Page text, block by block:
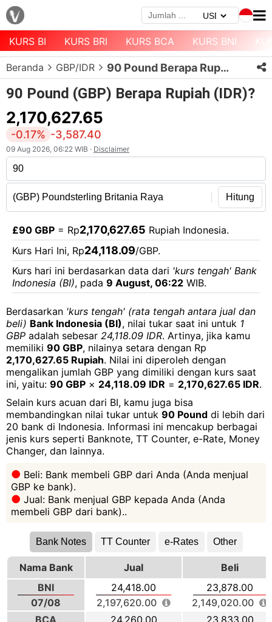
Menu
Halaman
Depan
Daftar
Mata
Uang
Daftar
Kurs
Bank
KURS BI KURS BRI KURS BCA KURS BNI
Beranda GBP/IDR 90 Pound Berapa Rupiah?
90 Pound (GBP) Berapa Rupiah (IDR)?
2,170,627.65
-0.17% -3,587.40
09 Aug 2026, 06:22 WIB · Disclaimer
Hitung
£90 GBP = Rp2,170,627.65 Rupiah Indonesia.
Kurs Hari Ini, Rp24,118.09/GBP.
Kurs hari ini berdasarkan data dari 'kurs tengah' Bank
Indonesia (BI), pada 9 August, 06:22 WIB.
Berdasarkan 'kurs tengah' (rata tengah antara jual dan
beli) Bank Indonesia (BI), nilai tukar saat ini untuk 1
GBP adalah sebesar 24,118.09 IDR. Artinya, jika kamu
memiliki 90 GBP, nilainya setara dengan Rp
2,170,627.65 Rupiah. Nilai ini diperoleh dengan
mengalikan jumlah GBP yang dimiliki dengan kurs saat
ini, yaitu: 90 GBP × 24,118.09 IDR = 2,170,627.65 IDR.
Selain kurs acuan dari BI, kamu juga bisa
membandingkan nilai tukar untuk 90 Pound di lebih dari
20 bank di Indonesia. Informasi ini mencakup berbagai
jenis kurs seperti Banknote, TT Counter, e-Rate, Money
Changer, dan lainnya.
Beli: Bank membeli GBP dari Anda (Anda menjual
GBP ke bank).
Jual: Bank menjual GBP kepada Anda (Anda
membeli GBP dari bank)..
Bank Notes TT Counter e-Rates Other
Nama Bank Jual
Beli
BNI
07/08
24,418.00
2,197,620.00
23,878.00
2,149,020.00
BCA
24,260.00
23,833.00